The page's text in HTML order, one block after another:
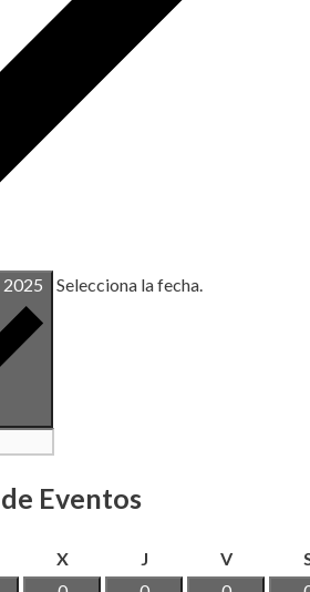
2025 Selecciona la fecha.
Eventos
Xmiércoles
Jjueves Vviernes